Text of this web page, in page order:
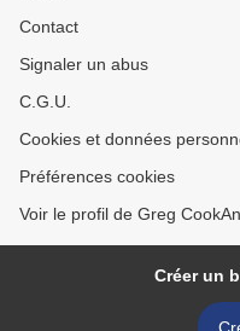
Contact
Signaler un abus
C.G.U.
Cookies et données
Préférences cookies
Voir le profil de Greg
Créer un